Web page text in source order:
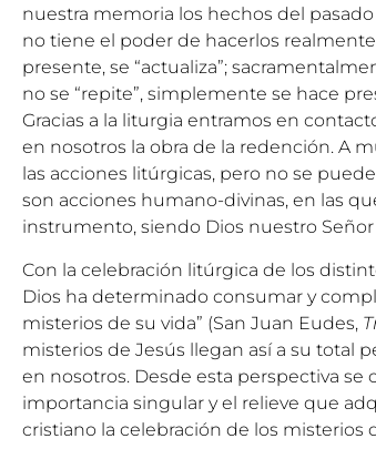
nuestra memoria los hechos del
no tiene el poder de hacerlos
presente, se “actualiza”;
no se “repite”, simplemente se hace
Gracias a la liturgia entramos en
en nosotros la obra de la redención. A
las acciones litúrgicas, pero no se
son acciones humano-divinas, en las
instrumento, siendo Dios nuestro
Con la celebración litúrgica de los
Dios ha determinado consumar y
misterios de su vida” (San Juan Eudes,
misterios de Jesús llegan así a su total
en nosotros. Desde esta perspectiva
importancia singular y el relieve que
cristiano la celebración de los misterios